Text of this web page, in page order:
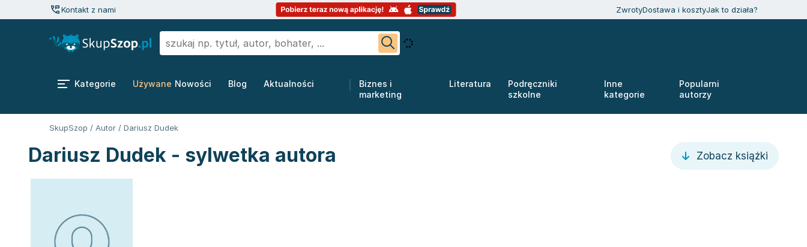
Kontakt z nami ZwrotyDostawa i kosztyJak to działa?
Kategorie Używane Nowości Blog Aktualności
Biznes i
marketing
Literatura
Podręczniki
szkolne
Inne
kategorie
Popularni
autorzy
SkupSzop / Autor / Dariusz Dudek
Dariusz Dudek - sylwetka autora Zobacz książki